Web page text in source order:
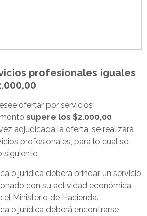
profesionales iguales
ofertar por servicios
supere los $2.000,00
adjudicada la oferta, se realizará
profesionales, para lo cual se
siguiente:
o jurídica deberá brindar un servicio
con su actividad económica
el Ministerio de Hacienda.
o jurídica deberá encontrarse